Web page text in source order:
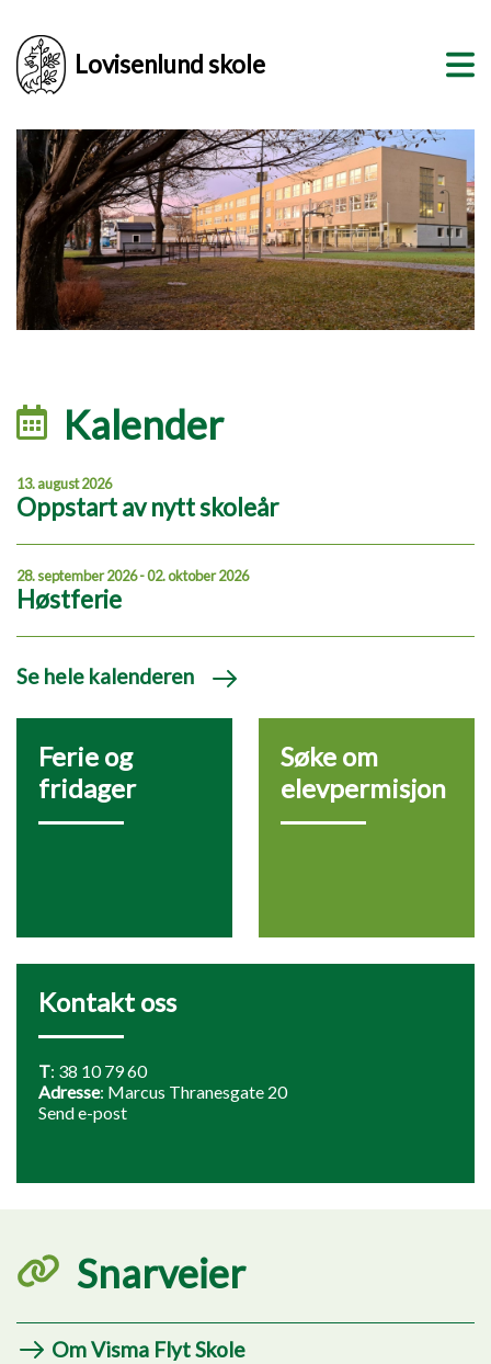
Lovisenlund skole
Kalender
13. august 2026
Oppstart av nytt skoleår
28. september 2026 - 02. oktober 2026
Høstferie
Se hele kalenderen
Ferie og
fridager
Søke om
elevpermisjon
Kontakt oss
T: 38 10 79 60
Adresse: Marcus Thranesgate 20
Send e-post
Snarveier
Om Visma Flyt Skole